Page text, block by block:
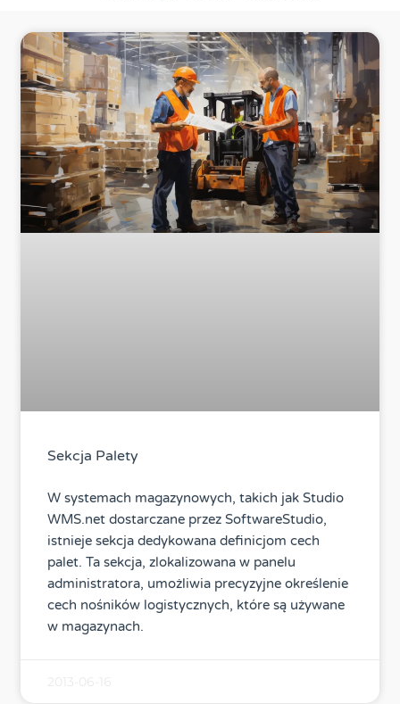
Sekcja Palety
W systemach magazynowych, takich jak Studio
WMS.net dostarczane przez SoftwareStudio,
istnieje sekcja dedykowana definicjom cech
palet. Ta sekcja, zlokalizowana w panelu
administratora, umożliwia precyzyjne określenie
cech nośników logistycznych, które są używane
w magazynach.